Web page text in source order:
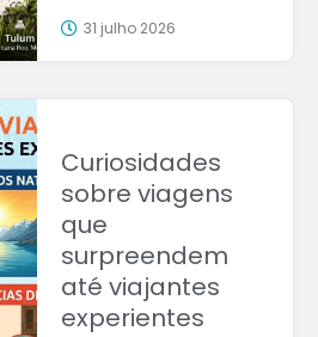
31 julho 2026
Curiosidades
sobre viagens
que
surpreendem
até viajantes
experientes